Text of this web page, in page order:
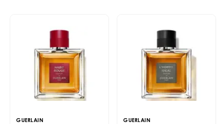
GUERLAIN GUERLAIN